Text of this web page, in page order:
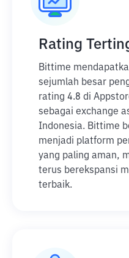
Rating
Bittime
sejumlah besar
rating 4.8 di
sebagai exchange
Indonesia. Bittime
menjadi platform
yang paling aman,
terus berekspansi
terbaik.